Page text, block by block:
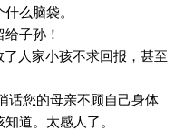
么脑袋。
子孙！
了人家小孩不求回报，甚至
话您的母亲不顾自己身体
道。太感人了。